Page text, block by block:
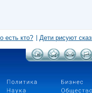
есть кто? Дети рисуют